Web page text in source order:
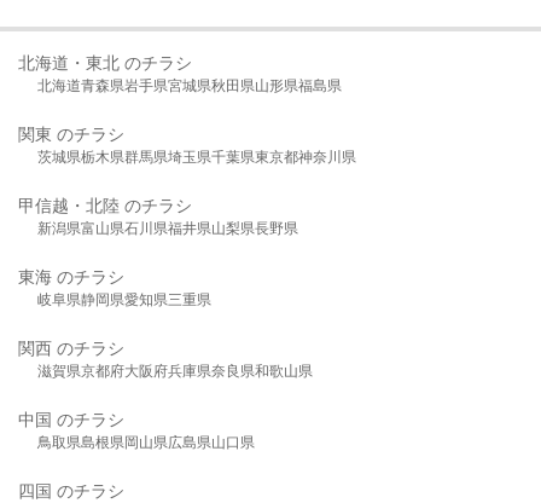
北海道・東北 のチラシ
北海道青森県岩手県宮城県秋田県山形県福島県
関東 のチラシ
茨城県栃木県群馬県埼玉県千葉県東京都神奈川県
甲信越・北陸 のチラシ
新潟県富山県石川県福井県山梨県長野県
東海 のチラシ
岐阜県静岡県愛知県三重県
関西 のチラシ
滋賀県京都府大阪府兵庫県奈良県和歌山県
中国 のチラシ
鳥取県島根県岡山県広島県山口県
四国 のチラシ